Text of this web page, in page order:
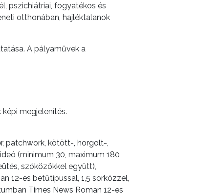
pszichiátriai, fogyatékos és
otthonában, hajléktalanok
A pályaművek a
megjelenítés.
patchwork, kötött-, horgolt-,
(minimum 30, maximum 180
szóközökkel együtt),
12-es betűtípussal, 1,5 sorközzel,
Times News Roman 12-es